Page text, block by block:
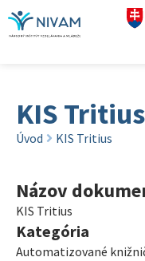
KIS Tritius
Úvod KIS Tritius
Názov
KIS Tritius
Kategória
Automatizované